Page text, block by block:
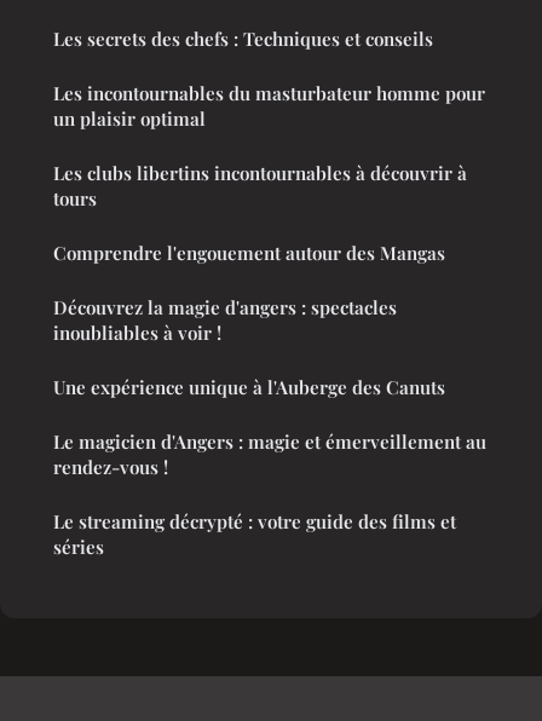
Les secrets des chefs : Techniques et conseils
Les incontournables du masturbateur homme pour
un plaisir optimal
Les clubs libertins incontournables à découvrir à
tours
Comprendre l'engouement autour des Mangas
Découvrez la magie d'angers : spectacles
inoubliables à voir !
Une expérience unique à l'Auberge des Canuts
Le magicien d'Angers : magie et émerveillement au
rendez-vous !
Le streaming décrypté : votre guide des films et
séries